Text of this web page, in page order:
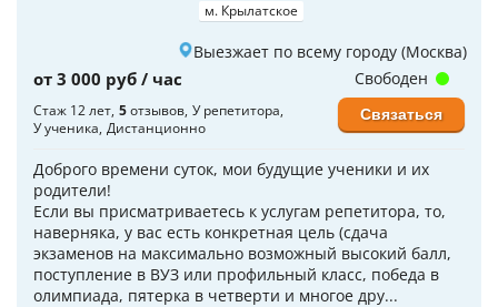
м. Крылатское
Выезжает по всему городу (Москва)
от 3 000 руб / час
Стаж 12 лет 5отзывов У репетитора
У ученика Дистанционно
Доброго времени суток, мои будущие ученики и их
родители!
Если вы присматриваетесь к услугам репетитора, то,
наверняка, у вас есть конкретная цель (сдача
экзаменов на максимально возможный высокий балл,
поступление в ВУЗ или профильный класс, победа в
олимпиада, пятерка в четверти и многое дру...
Свободен
Связаться